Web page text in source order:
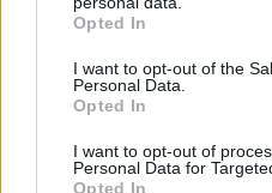
grant or deny consent to
use your data for below
consent section.
Opted In
I want to opt-out of the
Personal Data.
Opted In
I want to opt-out of
Personal Data for
Opted In
Ειδήσεις
Ορκίστηκε πρόεδρος της
πριν 10 λεπτά
πριν 42 λεπτά